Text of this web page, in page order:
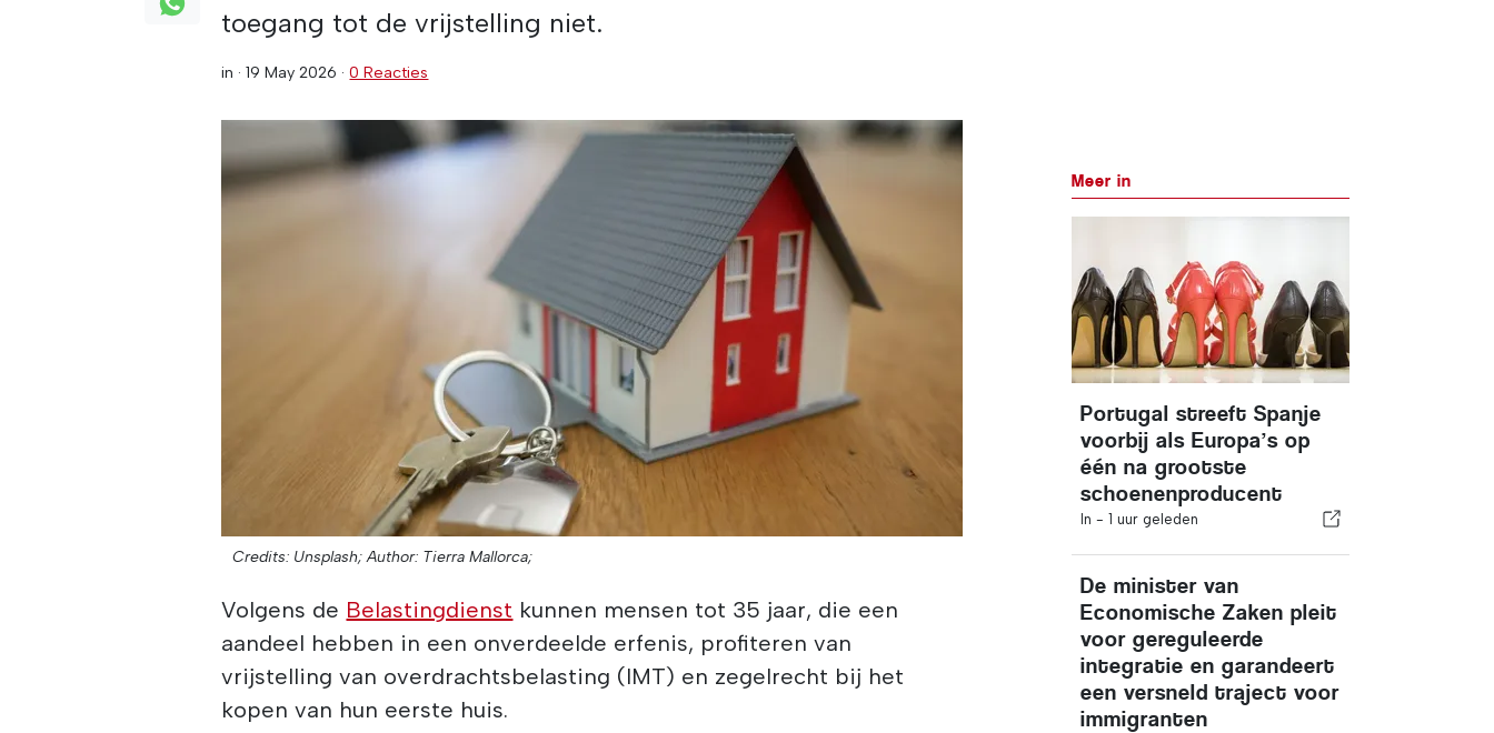
toegang tot de vrijstelling niet.
in ·19 May 2026 ·0 Reacties
Credits: Unsplash; Author: Tierra Mallorca;
Volgens de Belastingdienst kunnen mensen tot 35 jaar, die een
aandeel hebben in een onverdeelde erfenis, profiteren van
vrijstelling van overdrachtsbelasting (IMT) en zegelrecht bij het
kopen van hun eerste huis.
Meer in
Portugal streeft Spanje
voorbij als Europa’s op
één na grootste
schoenenproducent
In - 1 uur geleden
De minister van
Economische Zaken pleit
voor gereguleerde
integratie en garandeert
een versneld traject voor
immigranten